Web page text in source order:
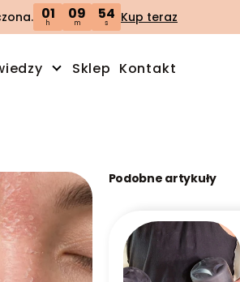
01
h
09
m
53
s Kup teraz
Sklep Kontakt
Podobne artykuły